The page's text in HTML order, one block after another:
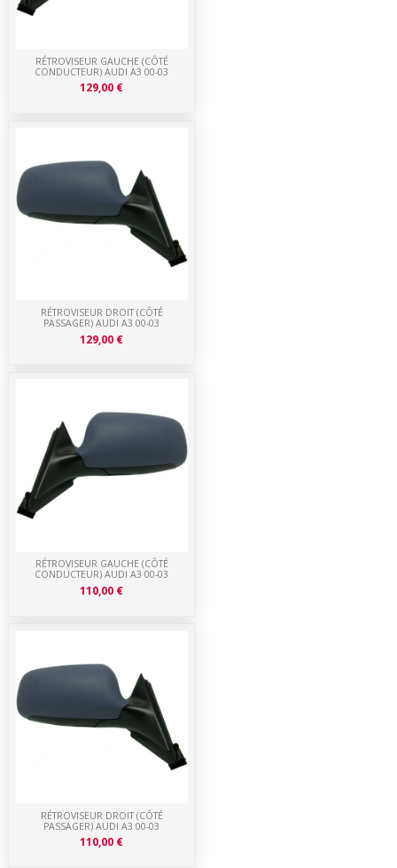
RÉTROVISEUR DROIT (CÔTÉ
PASSAGER) AUDI A3 00-03
110,00 €
RÉTROVISEUR GAUCHE (CÔTÉ
CONDUCTEUR) AUDI A3 00-03
110,00 €
RÉTROVISEUR DROIT (CÔTÉ
PASSAGER) AUDI A3 00-03
129,00 €
RÉTROVISEUR GAUCHE (CÔTÉ
CONDUCTEUR) AUDI A3 00-03
129,00 €